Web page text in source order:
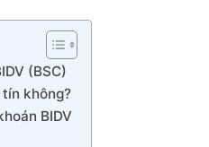
(BSC)
không?
BIDV